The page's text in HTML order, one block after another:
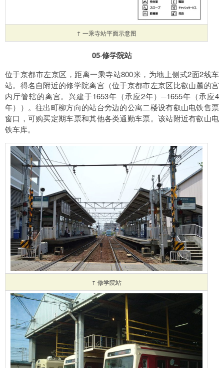
↑ 一乘寺站平面示意图
05·修学院站
位于京都市左京区，距离一乘寺站800米，为地上侧式2面2线车
站。得名自附近的修学院离宫（位于京都市左京区比叡山麓的宫
内厅管辖的离宫。兴建于1653年（承应2年）─1655年（承应4
年））。往出町柳方向的站台旁边的公寓二楼设有叡山电铁售票
窗口，可购买定期车票和其他各类通勤车票。该站附近有叡山电
铁车库。
↑ 修学院站